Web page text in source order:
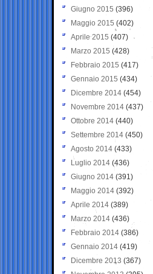
Giugno 2015 (396)
Maggio 2015 (402)
Aprile 2015 (407)
Marzo 2015 (428)
Febbraio 2015 (417)
Gennaio 2015 (434)
Dicembre 2014 (454)
Novembre 2014 (437)
Ottobre 2014 (440)
Settembre 2014 (450)
Agosto 2014 (433)
Luglio 2014 (436)
Giugno 2014 (391)
Maggio 2014 (392)
Aprile 2014 (389)
Marzo 2014 (436)
Febbraio 2014 (386)
Gennaio 2014 (419)
Dicembre 2013 (367)